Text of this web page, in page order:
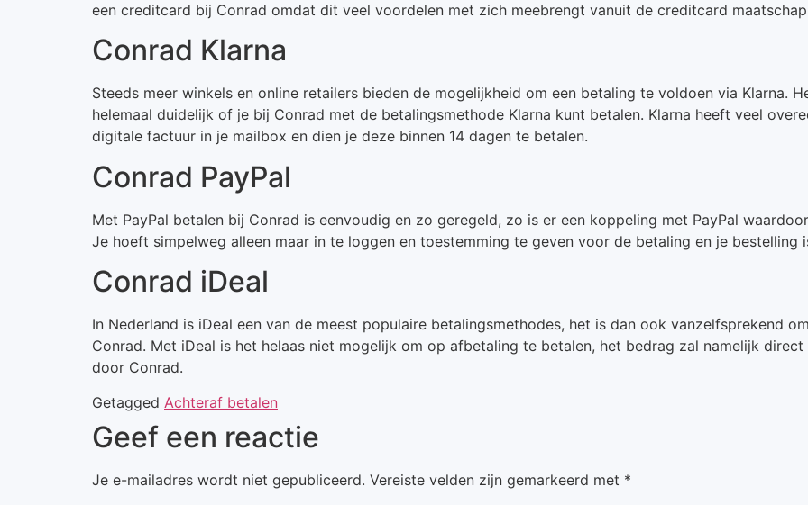
een creditcard bij Conrad omdat dit veel voordelen met zich meebrengt vanuit de creditcard
Conrad Klarna
Steeds meer winkels en online retailers bieden de mogelijkheid om een betaling te voldoen via Klarna.
helemaal duidelijk of je bij Conrad met de betalingsmethode Klarna kunt betalen. Klarna heeft veel
digitale factuur in je mailbox en dien je deze binnen 14 dagen te betalen.
Conrad PayPal
Met PayPal betalen bij Conrad is eenvoudig en zo geregeld, zo is er een koppeling met PayPal
Je hoeft simpelweg alleen maar in te loggen en toestemming te geven voor de betaling en je bestelling
Conrad iDeal
In Nederland is iDeal een van de meest populaire betalingsmethodes, het is dan ook vanzelfsprekend
Conrad. Met iDeal is het helaas niet mogelijk om op afbetaling te betalen, het bedrag zal namelijk
door Conrad.
Getagged Achteraf betalen
Geef een reactie
Je e-mailadres wordt niet gepubliceerd. Vereiste velden zijn gemarkeerd met *